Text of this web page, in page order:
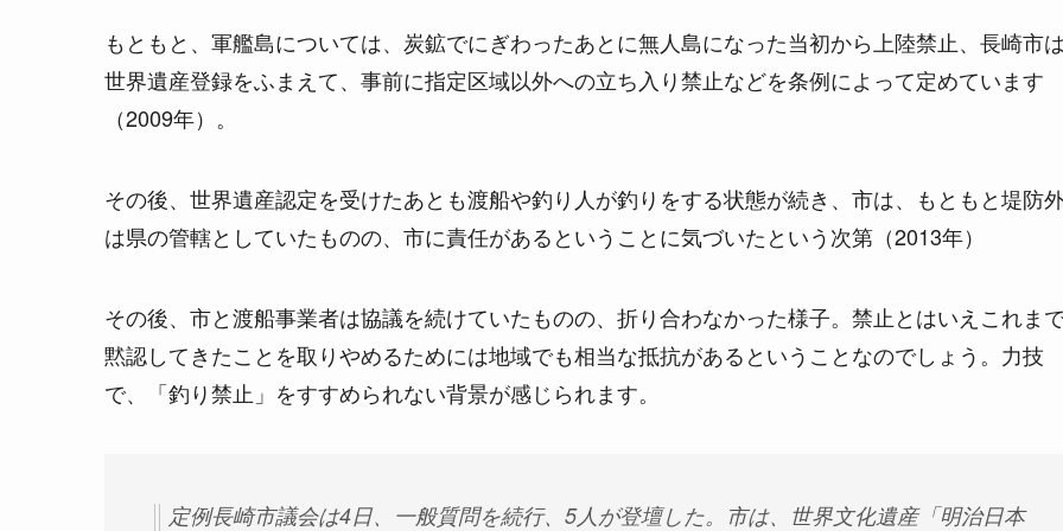
もともと、軍艦島については、炭鉱でにぎわったあとに無人島になった当初から上陸禁止、長崎市は
世界遺産登録をふまえて、事前に指定区域以外への立ち入り禁止などを条例によって定めています
（2009年）。
その後、世界遺産認定を受けたあとも渡船や釣り人が釣りをする状態が続き、市は、もともと堤防
は県の管轄としていたものの、市に責任があるということに気づいたという次第（2013年）
その後、市と渡船事業者は協議を続けていたものの、折り合わなかった様子。禁止とはいえこれま
黙認してきたことを取りやめるためには地域でも相当な抵抗があるということなのでしょう。力技
で、「釣り禁止」をすすめられない背景が感じられます。
定例長崎市議会は4日、一般質問を続行、5人が登壇した。市は、世界文化遺産「明治日本